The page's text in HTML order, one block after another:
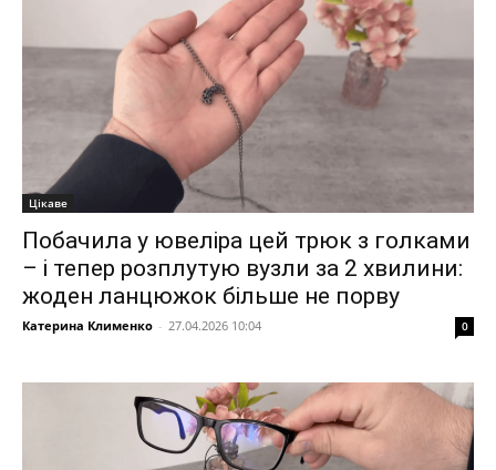
Цікаве
Побачила у ювеліра цей трюк з голками
– і тепер розплутую вузли за 2 хвилини:
жоден ланцюжок більше не порву
Катерина Клименко - 27.04.2026 10:04 0